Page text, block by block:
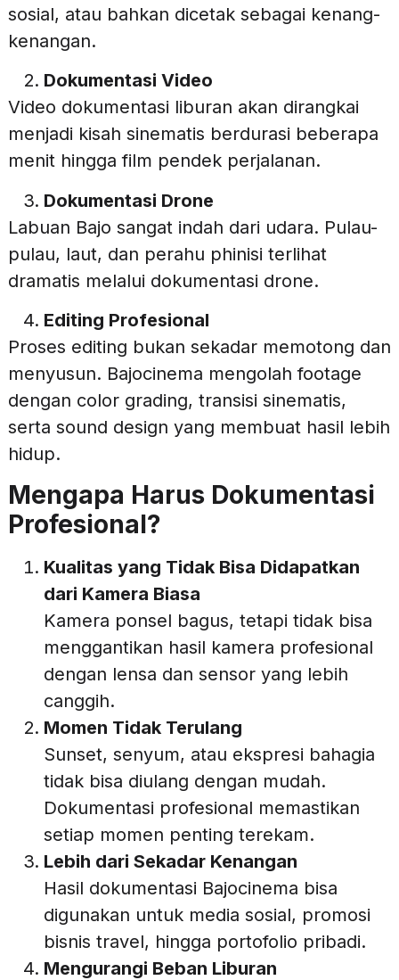
sosial, atau bahkan dicetak sebagai kenang-
kenangan.
Dokumentasi Video
Video dokumentasi liburan akan dirangkai
menjadi kisah sinematis berdurasi beberapa
menit hingga film pendek perjalanan.
Dokumentasi Drone
Labuan Bajo sangat indah dari udara. Pulau-
pulau, laut, dan perahu phinisi terlihat
dramatis melalui dokumentasi drone.
Editing Profesional
Proses editing bukan sekadar memotong dan
menyusun. Bajocinema mengolah footage
dengan color grading, transisi sinematis,
serta sound design yang membuat hasil lebih
hidup.
Mengapa Harus Dokumentasi
Profesional?
Kualitas yang Tidak Bisa Didapatkan
dari Kamera Biasa
Kamera ponsel bagus, tetapi tidak bisa
menggantikan hasil kamera profesional
dengan lensa dan sensor yang lebih
canggih.
Momen Tidak Terulang
Sunset, senyum, atau ekspresi bahagia
tidak bisa diulang dengan mudah.
Dokumentasi profesional memastikan
setiap momen penting terekam.
Lebih dari Sekadar Kenangan
Hasil dokumentasi Bajocinema bisa
digunakan untuk media sosial, promosi
bisnis travel, hingga portofolio pribadi.
Mengurangi Beban Liburan